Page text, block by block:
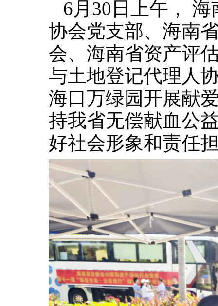
6月30日上午， 海
协会党支部、 海南
会、 海南省资产评
与土地登记代理人
海口万绿园开展献
持我省无偿献血公
好社会形象和责任